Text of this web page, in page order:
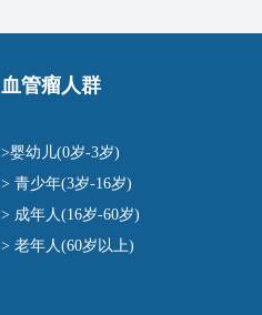
血管瘤人群
>婴幼儿(0岁-3岁)
> 青少年(3岁-16岁)
> 成年人(16岁-60岁)
> 老年人(60岁以上)